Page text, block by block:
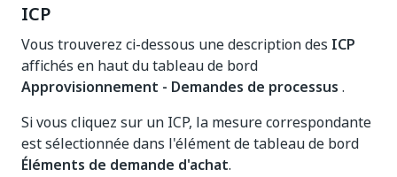
ICP
Vous trouverez ci-dessous une description des ICP
affichés en haut du tableau de bord
Approvisionnement - Demandes de processus .
Si vous cliquez sur un ICP, la mesure correspondante
est sélectionnée dans l'élément de tableau de bord
Éléments de demande d'achat.